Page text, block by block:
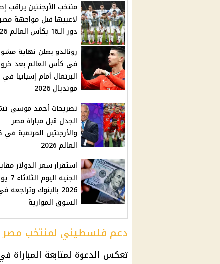
منتخب الأرجنتين يراقب
لاعبيها قبل مواجهة
دور الـ16 بكأس العالم 2026
رونالدو يعلن نهاية
في كأس العالم بعد
البرتغال أمام إسبانيا في
مونديال 2026
تصريحات أحمد موسى
الجدل قبل مباراة مصر
والأرجنتين المرتقبة
العالم 2026
استقرار سعر الدولار
الجنيه
2026 بالبنوك وتراجعه
السوق الموازية
دعم فلسطيني لمنتخب مصر
تعكس الدعوة لمتابعة المباراة